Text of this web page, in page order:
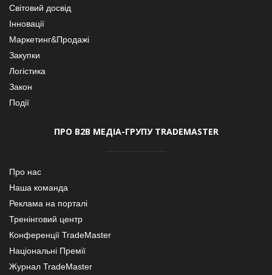
Світовий досвід
Інновації
Маркетинг&Продажі
Закупки
Логістика
Закон
Події
ПРО В2В МЕДІА-ГРУПУ TRADEMASTER
Про нас
Наша команда
Реклама на порталі
Тренінговий центр
Конференції TradeMaster
Національні Премії
Журнал TradeMaster